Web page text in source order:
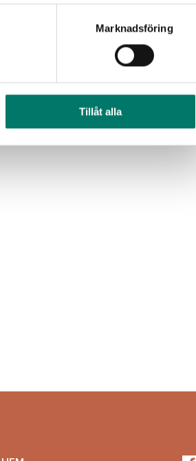
Marknadsföring
Tillåt alla